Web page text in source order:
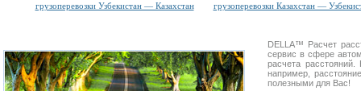
грузоперевозки Узбекистан — Казахстан
грузоперевозки Казахстан —
DELLA™ Расчет
сервис в сфере
расчета
например,
полезными для Вас!